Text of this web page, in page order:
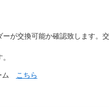
が交換可能か確認致します。
ム
こちら